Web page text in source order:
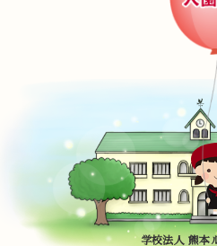
学校法人 熊本